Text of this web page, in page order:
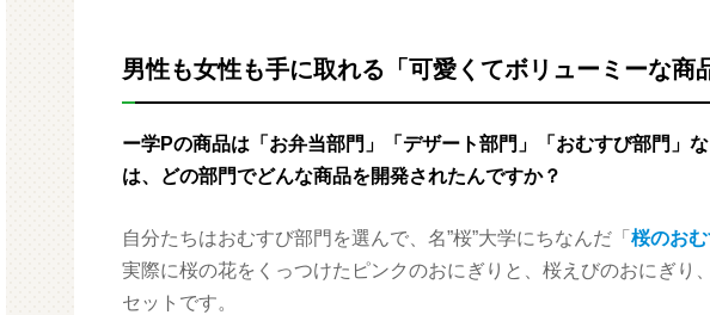
男性も女性も手に取れる「可愛くてボリューミーな
ー学Pの商品は「お弁当部門」「デザート部門」「おむすび部門」
は、どの部門でどんな商品を開発されたんですか？
自分たちはおむすび部門を選んで、名”桜”大学にちなんだ「 桜のお
実際に桜の花をくっつけたピンクのおにぎりと、桜えびのおにぎり
セットです。